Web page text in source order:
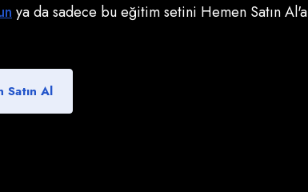
ya da sadece bu eğitim setini Hemen Satın Al'a
Satın Al